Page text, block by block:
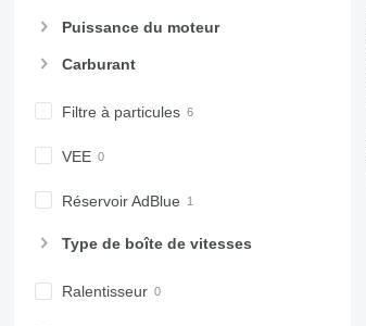
Puissance du moteur
Carburant
Filtre à particules
VEE
Réservoir AdBlue
Type de boîte de vitesses
Ralentisseur